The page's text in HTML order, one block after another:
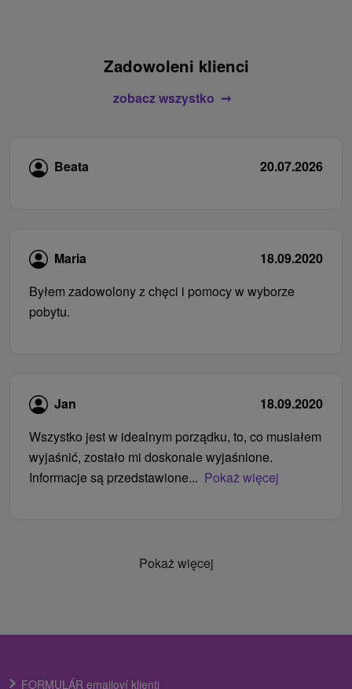
Zadowoleni klienci
zobacz wszystko
Beata 20.07.2026
Maria
18.09.2020
Byłem zadowolony z chęci i pomocy w wyborze
pobytu.
Jan
18.09.2020
Wszystko jest w idealnym porządku, to, co musiałem
wyjaśnić, zostało mi doskonale wyjaśnione.
Informacje są przedstawione... Pokaż więcej
Pokaż więcej
FORMULÁR emailoví klienti